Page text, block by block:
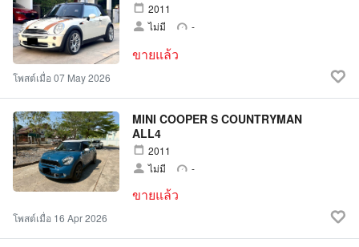
2011
ไม่มี
-
ขายแล้ว
โพสต์เมื่อ 07 May 2026
MINI COOPER S COUNTRYMAN
ALL4
2011
ไม่มี
-
ขายแล้ว
โพสต์เมื่อ 16 Apr 2026